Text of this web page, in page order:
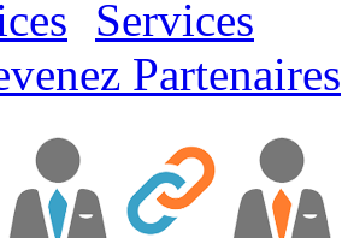
Services
Partenaires